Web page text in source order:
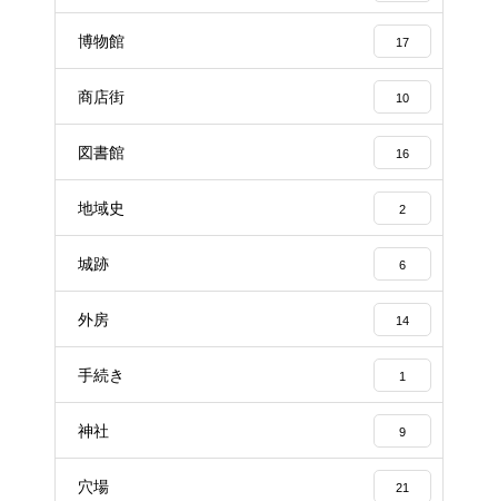
博物館 17
商店街 10
図書館 16
地域史 2
城跡 6
外房 14
手続き 1
神社 9
穴場 21